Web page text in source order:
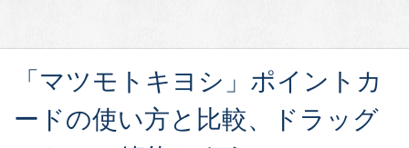
「マツモトキヨシ」ポイントカ
ードの使い方と比較、ドラッグ